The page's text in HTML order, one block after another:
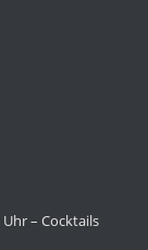
Uhr – Cocktails